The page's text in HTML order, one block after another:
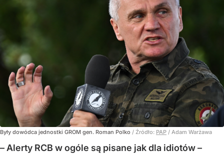
Były dowódca jednostki GROM gen. Roman Polko / Źródło: PAP / Adam Warżawa
– Alerty RCB w ogóle są pisane jak dla idiotów –